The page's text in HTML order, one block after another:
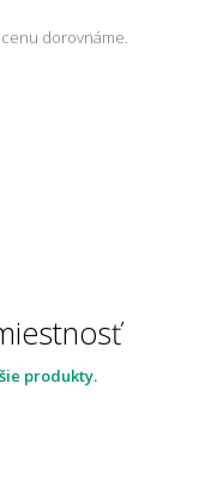
dorovnáme.
produkty.